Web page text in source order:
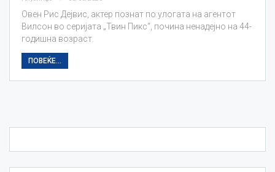
Овен Рис Дејвис, актер познат по улогата на агентот
Вилсон во серијата „Твин Пикс“, почина ненадејно на 44-
годишна возраст.
ПОВЕЌЕ...